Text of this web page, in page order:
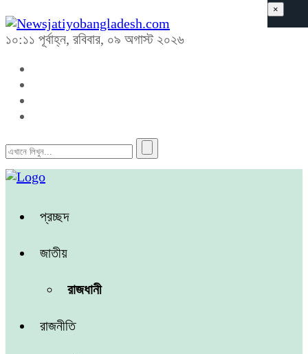
১০:১১ পূর্বাহ্ন, রবিবার, ০৯ অগাস্ট ২০২৬
প্রচ্ছদ
জাতীয়
রাজধানী
রাজনীতি
×